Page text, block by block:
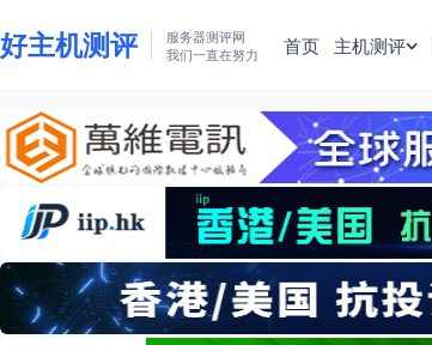
好主机测评
服务器测评网
我们一直在努力
首页 主机测评